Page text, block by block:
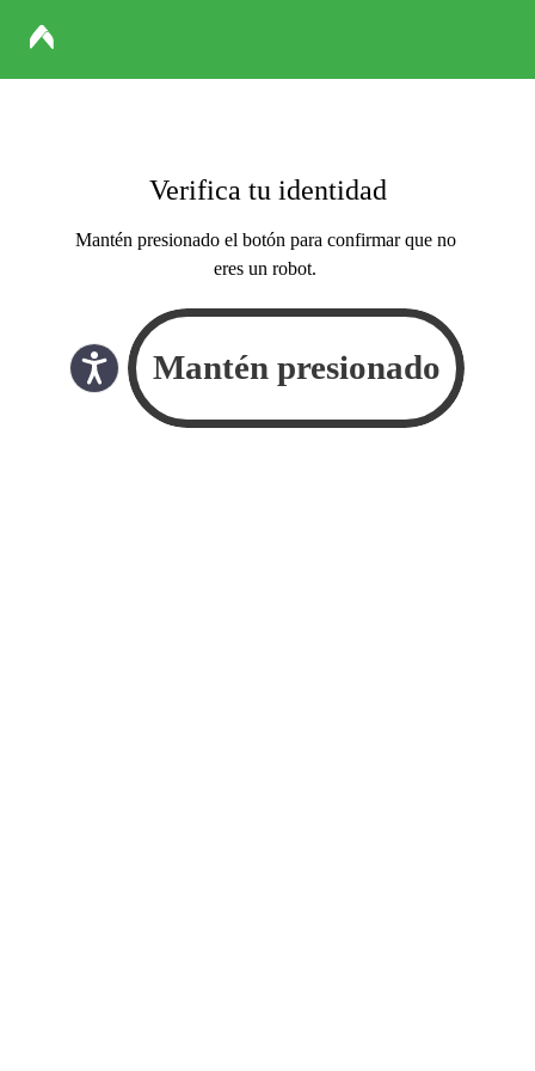
Verifica tu identidad
Mantén presionado el botón para confirmar que no
eres un robot.